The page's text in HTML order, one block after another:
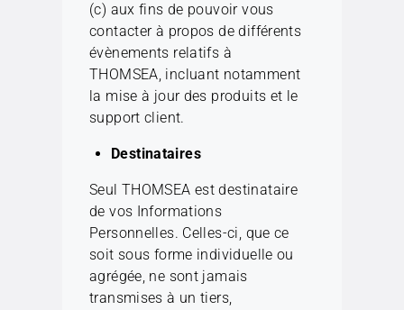
(c) aux fins de pouvoir vous
contacter à propos de différents
évènements relatifs à
THOMSEA, incluant notamment
la mise à jour des produits et le
support client.
Destinataires
Seul THOMSEA est destinataire
de vos Informations
Personnelles. Celles-ci, que ce
soit sous forme individuelle ou
agrégée, ne sont jamais
transmises à un tiers,